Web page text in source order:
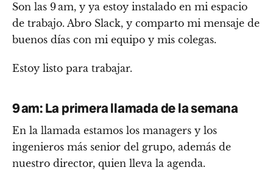
Son las 9 am, y ya estoy instalado en mi espacio
de trabajo. Abro Slack, y comparto mi mensaje de
buenos días con mi equipo y mis colegas.
Estoy listo para trabajar.
9 am: La primera llamada de la semana
En la llamada estamos los managers y los
ingenieros más senior del grupo, además de
nuestro director, quien lleva la agenda.